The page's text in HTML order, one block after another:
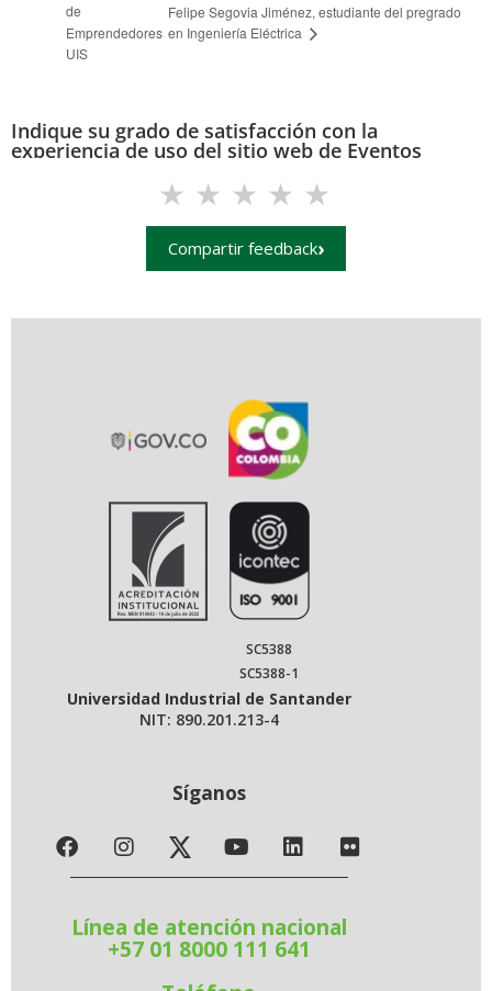
de
Emprendedores
UIS
Felipe Segovia Jiménez, estudiante del pregrado
en Ingeniería Eléctrica
Indique su grado de satisfacción con la
experiencia de uso del sitio web de Eventos